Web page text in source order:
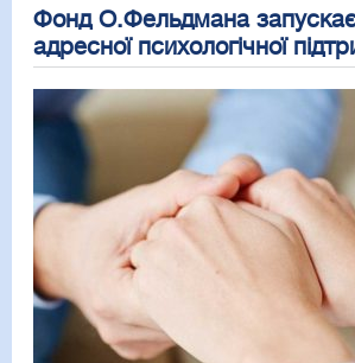
Фонд О.Фельдмана
адресної психологічної